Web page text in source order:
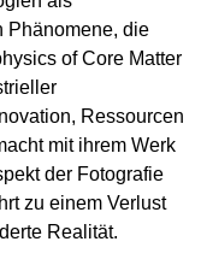
Phänomene, die
of Core Matter
Ressourcen
mit ihrem Werk
der Fotografie
zu einem Verlust
Realität.